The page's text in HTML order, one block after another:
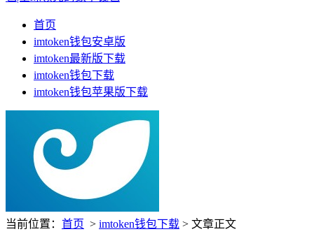
首页
imtoken钱包安卓版
imtoken最新版下载
imtoken钱包下载
imtoken钱包苹果版下载
当前位置： 首页 > imtoken钱包下载 > 文章正文